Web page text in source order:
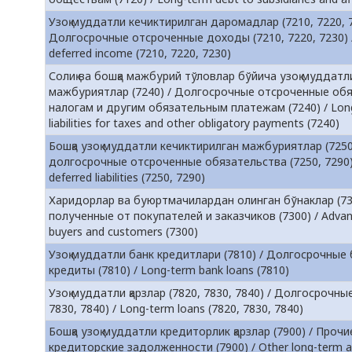
Узоқ муддатли кечиктирилган даромадлар (7210, 7220,
Долгосрочные отсроченные доходы (7210, 7220,
deferred income (7210, 7220, 7230)
Солиқ ва бошқа мажбурий тўловлар бўйича узоқ
мажбуриятлар (7240) / Долгосрочные отсроченные
налогам и другим обязательным платежам (7240) /
liabilities for taxes and other obligatory payments (7240)
Бошқа узоқ муддатли кечиктирилган мажбуриятлар
долгосрочные отсроченные обязательства (7250,
deferred liabilities (7250, 7290)
Харидорлар ва буюртмачилардан олинган бўнаклар
полученные от покупателей и заказчиков (7300) /
buyers and customers (7300)
Узоқ муддатли банк кредитлари (7810) / Долгосрочные
кредиты (7810) / Long-term bank loans (7810)
Узоқ муддатли қарзлар (7820, 7830, 7840) /
7830, 7840) / Long-term loans (7820, 7830, 7840)
Бошқа узоқ муддатли кредиторлик қарзлар (7900) /
кредиторские задолженности (7900) / Other long-term